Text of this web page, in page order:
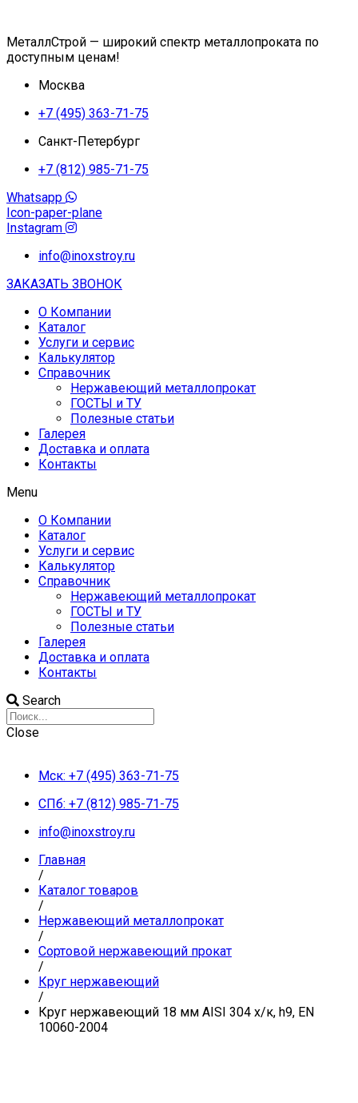
МеталлСтрой — широкий спектр металлопроката по
доступным ценам!
Москва
+7 (495) 363-71-75
Санкт-Петербург
+7 (812) 985-71-75
Whatsapp
Icon-paper-plane
Instagram
info@inoxstroy.ru
ЗАКАЗАТЬ ЗВОНОК
О Компании
Каталог
Услуги и сервис
Калькулятор
Справочник
Нержавеющий металлопрокат
ГОСТЫ и ТУ
Полезные статьи
Галерея
Доставка и оплата
Контакты
Menu
О Компании
Каталог
Услуги и сервис
Калькулятор
Справочник
Нержавеющий металлопрокат
ГОСТЫ и ТУ
Полезные статьи
Галерея
Доставка и оплата
Контакты
Search
Close
Мск: +7 (495) 363-71-75
СПб: +7 (812) 985-71-75
info@inoxstroy.ru
Главная
/
Каталог товаров
/
Нержавеющий металлопрокат
/
Сортовой нержавеющий прокат
/
Круг нержавеющий
/
Круг нержавеющий 18 мм AISI 304 х/к, h9, EN
10060-2004